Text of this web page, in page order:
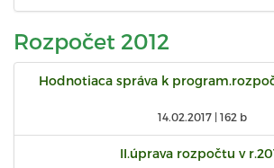
Rozpočet 2012
Hodnotiaca správa k
14.02.2017 | 162 b
II.úprava rozpočtu v